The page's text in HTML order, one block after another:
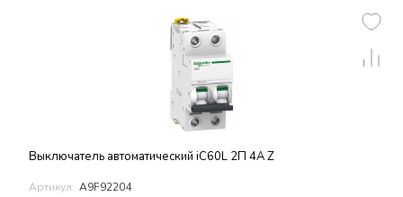
Выключатель автоматический iC60L 2П 4A Z
Артикул: A9F92204